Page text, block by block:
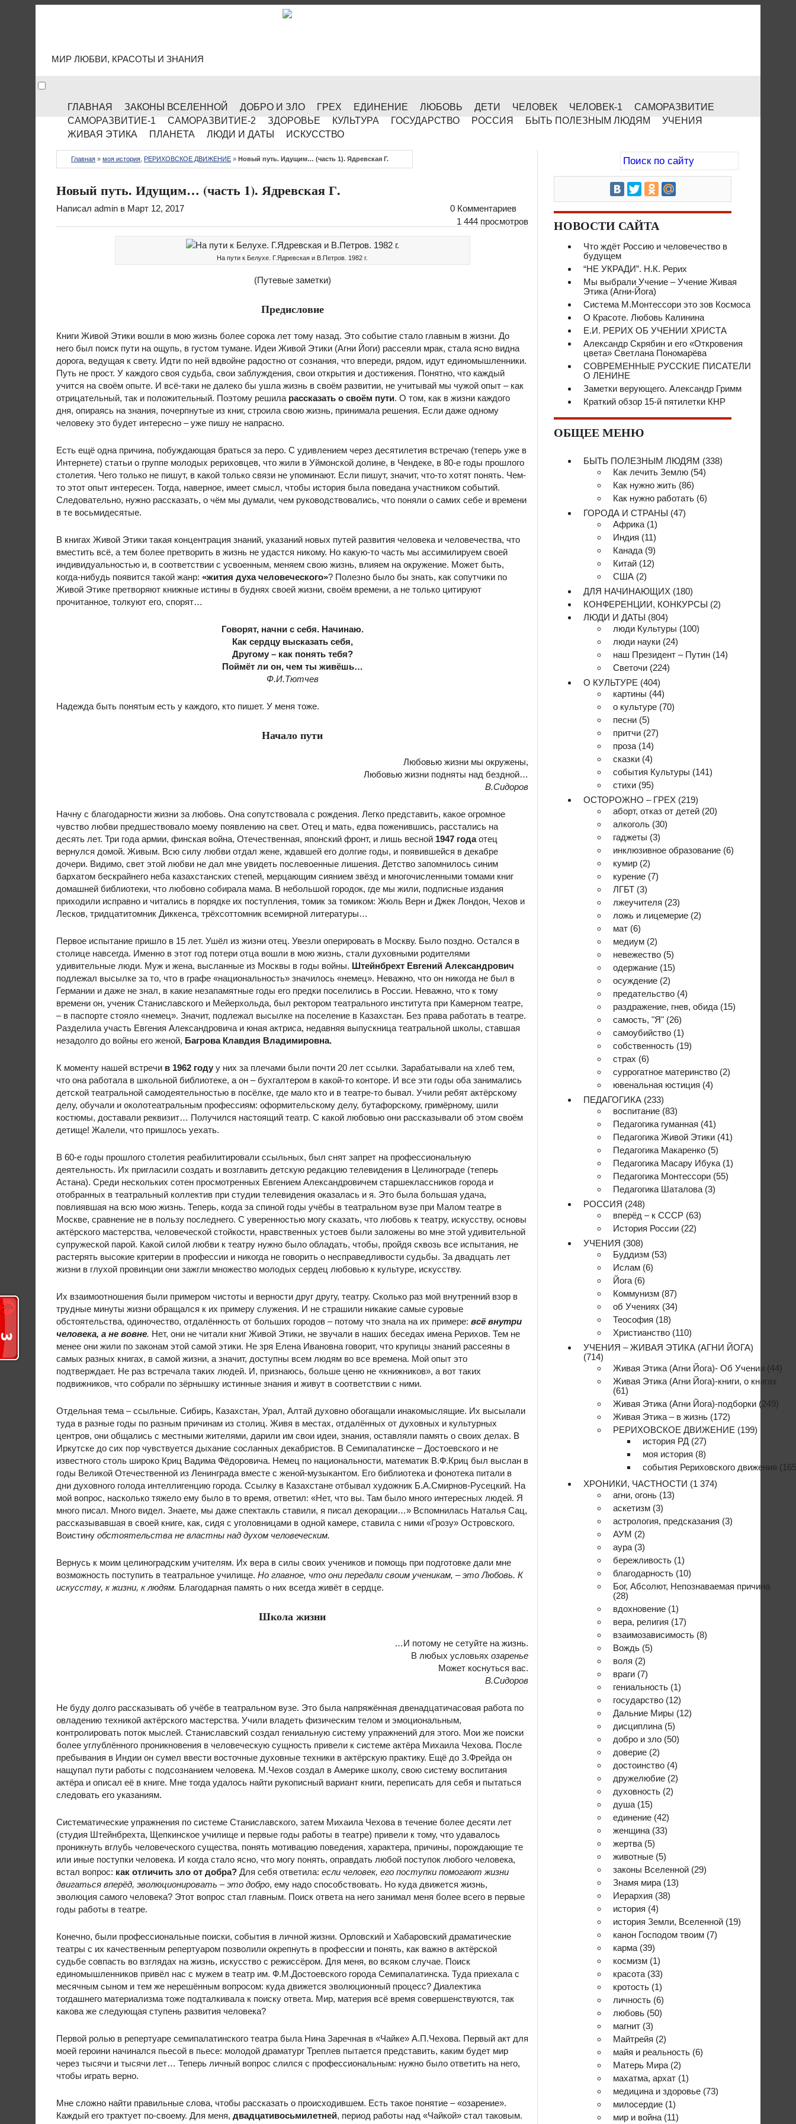
МИР ЛЮБВИ, КРАСОТЫ И ЗНАНИЯ
ГЛАВНАЯ ЗАКОНЫ ВСЕЛЕННОЙ ДОБРО И ЗЛО ГРЕХ ЕДИНЕНИЕ ЛЮБОВЬ ДЕТИ ЧЕЛОВЕК ЧЕЛОВЕК-1
САМОРАЗВИТИЕ
САМОРАЗВИТИЕ-1
САМОРАЗВИТИЕ-2 ЗДОРОВЬЕ КУЛЬТУРА ГОСУДАРСТВО РОССИЯ БЫТЬ ПОЛЕЗНЫМ ЛЮДЯМ
УЧЕНИЯ
ЖИВАЯ ЭТИКА
ПЛАНЕТА ЛЮДИ И ДАТЫ ИСКУССТВО
Главная » моя история РЕРИХОВСКОЕ ДВИЖЕНИЕ » Новый путь. Идущим… (часть 1). Ядревская Г.
Новый путь. Идущим… (часть 1). Ядревская Г.
Написал admin в Март 12, 2017
0 Комментариев
1 444 просмотров
На пути к Белухе. Г.Ядревская и В.Петров. 1982 г.
(Путевые заметки)
Предисловие
Книги Живой Этики вошли в мою жизнь более сорока лет тому назад. Это событие стало главным в жизни. До
него был поиск пути на ощупь, в густом тумане. Идеи Живой Этики (Агни Йоги) рассеяли мрак, стала ясно видна
дорога, ведущая к свету. Идти по ней вдвойне радостно от сознания, что впереди, рядом, идут единомышленники.
Путь не прост. У каждого своя судьба, свои заблуждения, свои открытия и достижения. Понятно, что каждый
учится на своём опыте. И всё-таки не далеко бы ушла жизнь в своём развитии, не учитывай мы чужой опыт – как
отрицательный, так и положительный. Поэтому решила рассказать о своём пути. О том, как в жизни каждого
дня, опираясь на знания, почерпнутые из книг, строила свою жизнь, принимала решения. Если даже одному
человеку это будет интересно – уже пишу не напрасно.
Есть ещё одна причина, побуждающая браться за перо. С удивлением через десятилетия встречаю (теперь уже в
Интернете) статьи о группе молодых рериховцев, что жили в Уймонской долине, в Чендеке, в 80-е годы прошлого
столетия. Чего только не пишут, в какой только связи не упоминают. Если пишут, значит, что-то хотят понять. Чем-
то этот опыт интересен. Тогда, наверное, имеет смысл, чтобы история была поведана участником событий.
Следовательно, нужно рассказать, о чём мы думали, чем руководствовались, что поняли о самих себе и времени
в те восьмидесятые.
В книгах Живой Этики такая концентрация знаний, указаний новых путей развития человека и человечества, что
вместить всё, а тем более претворить в жизнь не удастся никому. Но какую-то часть мы ассимилируем своей
индивидуальностью и, в соответствии с усвоенным, меняем свою жизнь, влияем на окружение. Может быть,
когда-нибудь появится такой жанр: «жития духа человеческого»? Полезно было бы знать, как сопутчики по
Живой Этике претворяют книжные истины в буднях своей жизни, своём времени, а не только цитируют
прочитанное, толкуют его, спорят…
Говорят, начни с себя. Начинаю.
Как сердцу высказать себя,
Другому – как понять тебя?
Поймёт ли он, чем ты живёшь…
Ф.И.Тютчев
Надежда быть понятым есть у каждого, кто пишет. У меня тоже.
Начало пути
Любовью жизни мы окружены,
Любовью жизни подняты над бездной…
В.Сидоров
Начну с благодарности жизни за любовь. Она сопутствовала с рождения. Легко представить, какое огромное
чувство любви предшествовало моему появлению на свет. Отец и мать, едва поженившись, расстались на
десять лет. Три года армии, финская война, Отечественная, японский фронт, и лишь весной 1947 годаотец
вернулся домой. Живым. Всю силу любви отдал жене, ждавшей его долгие годы, и появившейся в декабре
дочери. Видимо, свет этой любви не дал мне увидеть послевоенные лишения. Детство запомнилось синим
бархатом бескрайнего неба казахстанских степей, мерцающим сиянием звёзд и многочисленными томами книг
домашней библиотеки, что любовно собирала мама. В небольшой городок, где мы жили, подписные издания
приходили исправно и читались в порядке их поступления, томик за томиком: Жюль Верн и Джек Лондон, Чехов и
Лесков, тридцатитомник Диккенса, трёхсоттомник всемирной литературы…
Первое испытание пришло в 15 лет. Ушёл из жизни отец. Увезли оперировать в Москву. Было поздно. Остался в
столице навсегда. Именно в этот год потери отца вошли в мою жизнь, стали духовными родителями
удивительные люди. Муж и жена, высланные из Москвы в годы войны. Штейнбрехт Евгений Александрович
подлежал высылке за то, что в графе «национальность» значилось «немец». Неважно, что он никогда не был в
Германии и даже не знал, в какие незапамятные годы его предки поселились в России. Неважно, что к тому
времени он, ученик Станиславского и Мейерхольда, был ректором театрального института при Камерном театре,
– в паспорте стояло «немец». Значит, подлежал высылке на поселение в Казахстан. Без права работать в театре.
Разделила участь Евгения Александровича и юная актриса, недавняя выпускница театральной школы, ставшая
незадолго до войны его женой, Багрова Клавдия Владимировна.
К моменту нашей встречи в 1962 году у них за плечами были почти 20 лет ссылки. Зарабатывали на хлеб тем,
что она работала в школьной библиотеке, а он – бухгалтером в какой-то конторе. И все эти годы оба занимались
детской театральной самодеятельностью в посёлке, где мало кто и в театре-то бывал. Учили ребят актёрскому
делу, обучали и околотеатральным профессиям: оформительскому делу, бутафорскому, гримёрному, шили
костюмы, доставали реквизит… Получился настоящий театр. С какой любовью они рассказывали об этом своём
детище! Жалели, что пришлось уехать.
В 60-е годы прошлого столетия реабилитировали ссыльных, был снят запрет на профессиональную
деятельность. Их пригласили создать и возглавить детскую редакцию телевидения в Целинограде (теперь
Астана). Среди нескольких сотен просмотренных Евгением Александровичем старшеклассников города и
отобранных в театральный коллектив при студии телевидения оказалась и я. Это была большая удача,
повлиявшая на всю мою жизнь. Теперь, когда за спиной годы учёбы в театральном вузе при Малом театре в
Москве, сравнение не в пользу последнего. С уверенностью могу сказать, что любовь к театру, искусству, основы
актёрского мастерства, человеческой стойкости, нравственных устоев были заложены во мне этой удивительной
супружеской парой. Какой силой любви к театру нужно было обладать, чтобы, пройдя сквозь все испытания, не
растерять высокие критерии в профессии и никогда не говорить о несправедливости судьбы. За двадцать лет
жизни в глухой провинции они зажгли множество молодых сердец любовью к культуре, искусству.
Их взаимоотношения были примером чистоты и верности друг другу, театру. Сколько раз мой внутренний взор в
трудные минуты жизни обращался к их примеру служения. И не страшили никакие самые суровые
обстоятельства, одиночество, отдалённость от больших городов – потому что знала на их примере: всё внутри
человека, а не вовне. Нет, они не читали книг Живой Этики, не звучали в наших беседах имена Рерихов. Тем не
менее они жили по законам этой самой этики. Не зря Елена Ивановна говорит, что крупицы знаний рассеяны в
самых разных книгах, в самой жизни, а значит, доступны всем людям во все времена. Мой опыт это
подтверждает. Не раз встречала таких людей. И, признаюсь, больше ценю не «книжников», а вот таких
подвижников, что собрали по зёрнышку истинные знания и живут в соответствии с ними.
Отдельная тема – ссыльные. Сибирь, Казахстан, Урал, Алтай духовно обогащали инакомыслящие. Их высылали
туда в разные годы по разным причинам из столиц. Живя в местах, отдалённых от духовных и культурных
центров, они общались с местными жителями, дарили им свои идеи, знания, оставляли память о своих делах. В
Иркутске до сих пор чувствуется дыхание сосланных декабристов. В Семипалатинске – Достоевского и не
известного столь широко Криц Вадима Фёдоровича. Немец по национальности, математик В.Ф.Криц был выслан в
годы Великой Отечественной из Ленинграда вместе с женой-музыкантом. Его библиотека и фонотека питали в
дни духовного голода интеллигенцию города. Ссылку в Казахстане отбывал художник Б.А.Смирнов-Русецкий. На
мой вопрос, насколько тяжело ему было в то время, ответил: «Нет, что вы. Там было много интересных людей. Я
много писал. Много видел. Знаете, мы даже спектакль ставили, я писал декорации…» Вспомнилась Наталья Сац,
рассказывавшая в своей книге, как, сидя с уголовницами в одной камере, ставила с ними «Грозу» Островского.
Воистину обстоятельства не властны над духом человеческим.
Вернусь к моим целиноградским учителям. Их вера в силы своих учеников и помощь при подготовке дали мне
возможность поступить в театральное училище. Но главное, что они передали своим ученикам, – это Любовь. К
искусству, к жизни, к людям. Благодарная память о них всегда живёт в сердце.
Школа жизни
…И потому не сетуйте на жизнь.
В любых условьях озаренье
Может коснуться вас.
В.Сидоров
Не буду долго рассказывать об учёбе в театральном вузе. Это была напряжённая двенадцатичасовая работа по
овладению техникой актёрского мастерства. Учили владеть физическим телом и эмоциональным,
контролировать поток мыслей. Станиславский создал гениальную систему упражнений для этого. Мои же поиски
более углублённого проникновения в человеческую сущность привели к системе актёра Михаила Чехова. После
пребывания в Индии он сумел ввести восточные духовные техники в актёрскую практику. Ещё до З.Фрейда он
нащупал пути работы с подсознанием человека. М.Чехов создал в Америке школу, свою систему воспитания
актёра и описал её в книге. Мне тогда удалось найти рукописный вариант книги, переписать для себя и пытаться
следовать его указаниям.
Систематические упражнения по системе Станиславского, затем Михаила Чехова в течение более десяти лет
(студия Штейнбрехта, Щепкинское училище и первые годы работы в театре) привели к тому, что удавалось
проникнуть вглубь человеческого существа, понять мотивацию поведения, характера, причины, порождающие те
или иные поступки человека. И когда стало ясно, что могу понять, оправдать любой поступок любого человека,
встал вопрос: как отличить зло от добра? Для себя ответила: если человек, его поступки помогают жизни
двигаться вперёд, эволюционировать – это добро, ему надо способствовать. Но куда движется жизнь,
эволюция самого человека? Этот вопрос стал главным. Поиск ответа на него занимал меня более всего в первые
годы работы в театре.
Конечно, были профессиональные поиски, события в личной жизни. Орловский и Хабаровский драматические
театры с их качественным репертуаром позволили окрепнуть в профессии и понять, как важно в актёрской
судьбе совпасть во взглядах на жизнь, искусство с режиссёром. Для меня, во всяком случае. Поиск
единомышленников привёл нас с мужем в театр им. Ф.М.Достоевского города Семипалатинска. Туда приехала с
месячным сыном и тем же нерешённым вопросом: куда движется эволюционный процесс? Диалектика
тогдашнего материализма тоже подталкивала к поиску ответа. Мир, материя всё время совершенствуются, так
какова же следующая ступень развития человека?
Первой ролью в репертуаре семипалатинского театра была Нина Заречная в «Чайке» А.П.Чехова. Первый акт для
моей героини начинался пьесой в пьесе: молодой драматург Треплев пытается представить, каким будет мир
через тысячи и тысячи лет… Теперь личный вопрос слился с профессиональным: нужно было ответить на него,
чтобы играть верно.
Мне сложно найти правильные слова, чтобы рассказать о происходившем. Есть такое понятие – «озарение».
Каждый его трактует по-своему. Для меня, двадцативосьмилетней, период работы над «Чайкой» стал таковым.
НОВОСТИ САЙТА
Что ждёт Россию и человечество в
будущем
“НЕ УКРАДИ”. Н.К. Рерих
Мы выбрали Учение – Учение Живая
Этика (Агни-Йога)
Система М.Монтессори это зов Космоса
О Красоте. Любовь Калинина
Е.И. РЕРИХ ОБ УЧЕНИИ ХРИСТА
Александр Скрябин и его «Откровения
цвета» Светлана Пономарёва
СОВРЕМЕННЫЕ РУССКИЕ ПИСАТЕЛИ
О ЛЕНИНЕ
Заметки верующего. Александр Гримм
Краткий обзор 15-й пятилетки КНР
ОБЩЕЕ МЕНЮ
БЫТЬ ПОЛЕЗНЫМ ЛЮДЯМ (338)
Как лечить Землю (54)
Как нужно жить (86)
Как нужно работать (6)
ГОРОДА И СТРАНЫ (47)
Африка (1)
Индия (11)
Канада (9)
Китай (12)
США (2)
ДЛЯ НАЧИНАЮЩИХ (180)
КОНФЕРЕНЦИИ, КОНКУРСЫ (2)
ЛЮДИ И ДАТЫ (804)
люди Культуры (100)
люди науки (24)
наш Президент – Путин (14)
Светочи (224)
О КУЛЬТУРЕ (404)
картины (44)
о культуре (70)
песни (5)
притчи (27)
проза (14)
сказки (4)
события Культуры (141)
стихи (95)
ОСТОРОЖНО – ГРЕХ (219)
аборт, отказ от детей (20)
алкоголь (30)
гаджеты (3)
инклюзивное образование (6)
кумир (2)
курение (7)
ЛГБТ (3)
лжеучителя (23)
ложь и лицемерие (2)
мат (6)
медиум (2)
невежество (5)
одержание (15)
осуждение (2)
предательство (4)
раздражение, гнев, обида (15)
самость, "Я" (26)
самоубийство (1)
собственность (19)
страх (6)
суррогатное материнство (2)
ювенальная юстиция (4)
ПЕДАГОГИКА (233)
воспитание (83)
Педагогика гуманная (41)
Педагогика Живой Этики (41)
Педагогика Макаренко (5)
Педагогика Масару Ибука (1)
Педагогика Монтессори (55)
Педагогика Шаталова (3)
РОССИЯ (248)
вперёд – к СССР (63)
История России (22)
УЧЕНИЯ (308)
Буддизм (53)
Ислам (6)
Йога (6)
Коммунизм (87)
об Учениях (34)
Теософия (18)
Христианство (110)
УЧЕНИЯ – ЖИВАЯ ЭТИКА (АГНИ ЙОГА)
(714)
Живая Этика (Агни Йога)- Об Учении (44)
Живая Этика (Агни Йога)-книги, о книгах
(61)
Живая Этика (Агни Йога)-подборки (249)
Живая Этика – в жизнь (172)
РЕРИХОВСКОЕ ДВИЖЕНИЕ (199)
история РД (27)
моя история (8)
события Рериховского движения
ХРОНИКИ, ЧАСТНОСТИ (1 374)
агни, огонь (13)
аскетизм (3)
астрология, предсказания (3)
АУМ (2)
аура (3)
бережливость (1)
благодарность (10)
Бог, Абсолют, Непознаваемая причина
(28)
вдохновение (1)
вера, религия (17)
взаимозависимость (8)
Вождь (5)
воля (2)
враги (7)
гениальность (1)
государство (12)
Дальние Миры (12)
дисциплина (5)
добро и зло (50)
доверие (2)
достоинство (4)
дружелюбие (2)
духовность (2)
душа (15)
единение (42)
женщина (33)
жертва (5)
животные (5)
законы Вселенной (29)
Знамя мира (13)
Иерархия (38)
история (4)
история Земли, Вселенной (19)
канон Господом твоим (7)
карма (39)
космизм (1)
красота (33)
кротость (1)
личность (6)
любовь (50)
магнит (3)
Майтрейя (2)
майя и реальность (6)
Матерь Мира (2)
махатма, архат (1)
медицина и здоровье (73)
милосердие (1)
мир и война (11)